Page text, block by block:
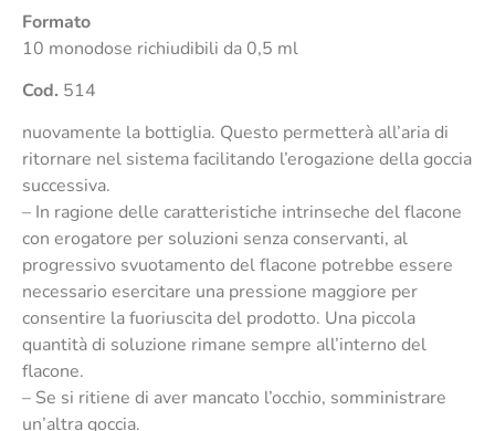
Formato
10 monodose richiudibili da 0,5 ml
Cod. 514
nuovamente la bottiglia. Questo permetterà all’aria di
ritornare nel sistema facilitando l’erogazione della goccia
successiva.
– In ragione delle caratteristiche intrinseche del flacone
con erogatore per soluzioni senza conservanti, al
progressivo svuotamento del flacone potrebbe essere
necessario esercitare una pressione maggiore per
consentire la fuoriuscita del prodotto. Una piccola
quantità di soluzione rimane sempre all’interno del
flacone.
– Se si ritiene di aver mancato l’occhio, somministrare
un’altra goccia.